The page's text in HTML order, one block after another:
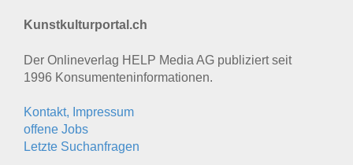
Kunstkulturportal.ch
Der Onlineverlag HELP Media AG publiziert seit
1996 Konsumenten­informationen.
Kontakt, Impressum
offene Jobs
Letzte Suchanfragen